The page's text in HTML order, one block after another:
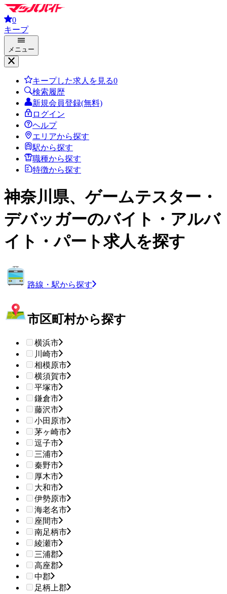
0
キープ
メニュー
キープした求人を見る0
検索履歴
新規会員登録(無料)
ログイン
ヘルプ
エリアから探す
駅から探す
職種から探す
特徴から探す
神奈川県、ゲームテスター・
デバッガーのバイト・アルバ
イト・パート求人を探す
路線・駅から探す
市区町村から探す
横浜市
川崎市
相模原市
横須賀市
平塚市
鎌倉市
藤沢市
小田原市
茅ヶ崎市
逗子市
三浦市
秦野市
厚木市
大和市
伊勢原市
海老名市
座間市
南足柄市
綾瀬市
三浦郡
高座郡
中郡
足柄上郡